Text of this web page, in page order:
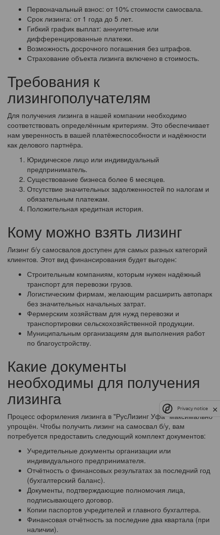
Первоначальный взнос: от 10% стоимости самосвала.
Срок лизинга: от 1 года до 5 лет.
Гибкий график выплат: аннуитетные или
дифференцированные платежи.
Возможность досрочного погашения без штрафов.
Страхование объекта лизинга включено в стоимость.
Требования к
лизингополучателям
Для получения лизинга в нашей компании необходимо
соответствовать определённым критериям. Это обеспечивает
нам уверенность в вашей платёжеспособности и надёжности
как делового партнёра.
Юридическое лицо или индивидуальный
предприниматель.
Существование бизнеса более 6 месяцев.
Отсутствие значительных задолженностей по налогам и
обязательным платежам.
Положительная кредитная история.
Кому можно взять лизинг
Лизинг б/у самосвалов доступен для самых разных категорий
клиентов. Этот вид финансирования будет выгоден:
Строительным компаниям, которым нужен надёжный
транспорт для перевозки грузов.
Логистическим фирмам, желающим расширить автопарк
без значительных начальных затрат.
Фермерским хозяйствам для нужд перевозки и
транспортировки сельскохозяйственной продукции.
Муниципальным организациям для выполнения работ
по благоустройству.
Какие документы
необходимы для получения
лизинга
Процесс оформления лизинга в "РусЛизинг Уфа" максимально
упрощён. Чтобы получить лизинг на самосвал б/у, вам
потребуется предоставить следующий комплект документов:
Учредительные документы организации или
индивидуального предпринимателя.
Отчётность о финансовых результатах за последний год
(бухгалтерский баланс).
Документы, подтверждающие полномочия лица,
подписывающего договор.
Копии паспортов учредителей и главного бухгалтера.
Финансовая отчётность за последние два квартала (при
наличии).
Privacy notice